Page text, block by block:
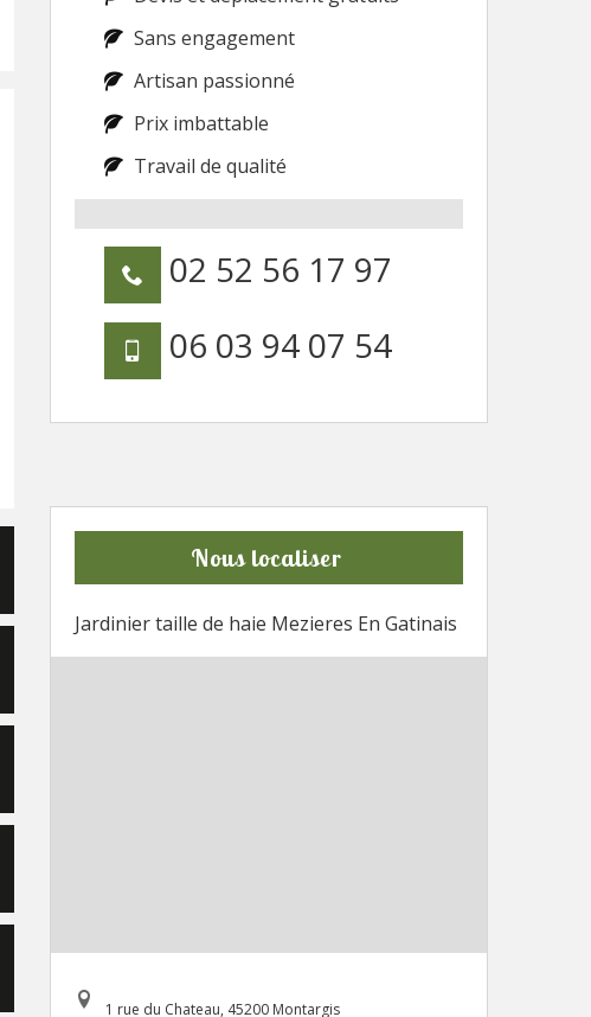
Sans engagement
Artisan passionné
Prix imbattable
Travail de qualité
02 52 56 17 97
06 03 94 07 54
Nous localiser
Jardinier taille de haie Mezieres En Gatinais
1 rue du Chateau, 45200 Montargis